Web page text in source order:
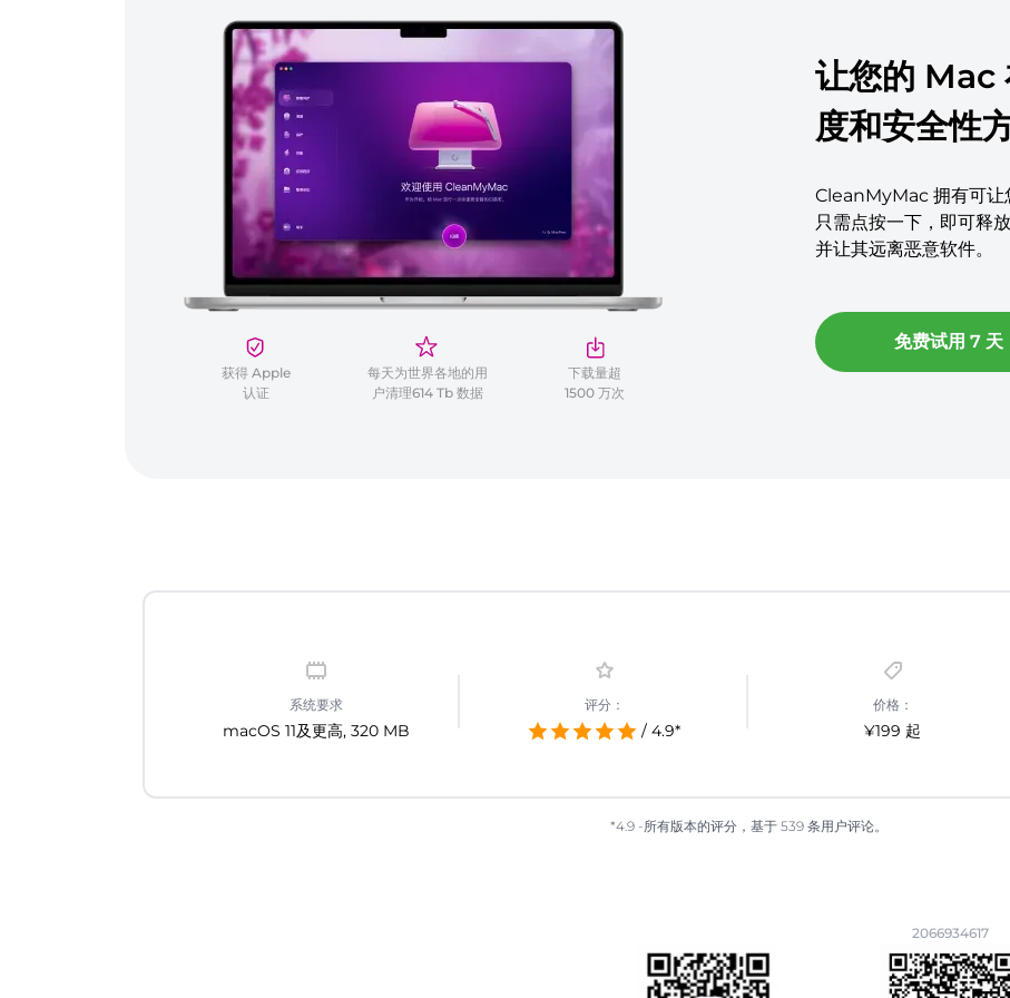
获得 Apple
认证
每天为世界各地的用
户清理614 Tb 数据
下载量超
1500 万次
让您的 Mac
度和安全性
CleanMyMac 拥有可让
只需点按一下，即可释
并让其远离恶意软件。
免费试用 7 天
系统要求
macOS 11及更高, 320 MB
评分：
/ 4.9*
价格：
¥199 起
*4.9 -所有版本的评分，基于 539 条用户评论。
2066934617